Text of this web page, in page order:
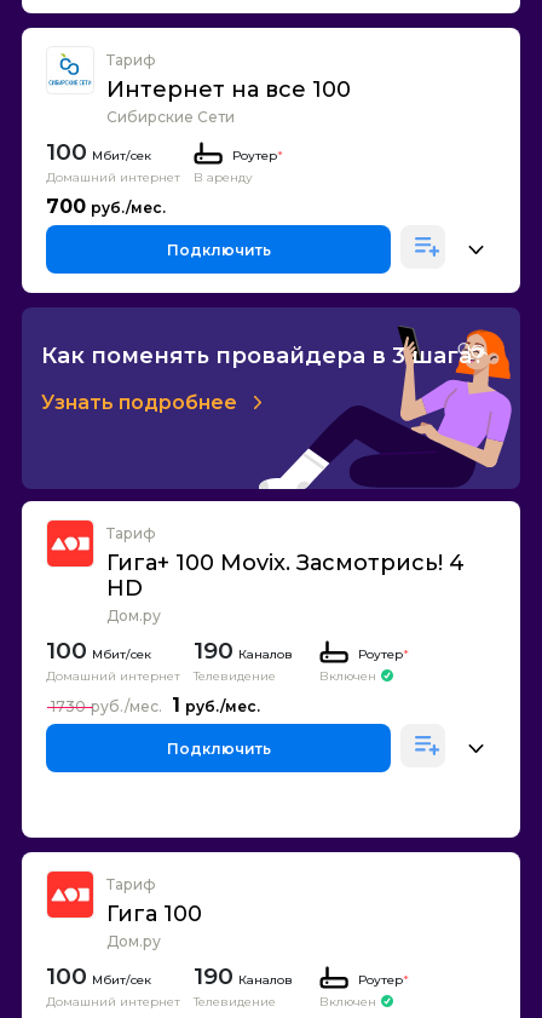
Тариф
Интернет на все 100
Сибирские Сети
100
Домашний интернет
Роутер*
В аренду
700
Подключить
Как поменять провайдера в 3 шага?
Узнать подробнее
Тариф
Гига+ 100 Movix. Засмотрись! 4
HD
Дом.ру
100
Домашний интернет
190 Каналов
Телевидение
Роутер*
Включен
1
1730
Подключить
Тариф
Гига 100
Дом.ру
100
Домашний интернет
190 Каналов
Телевидение
Роутер*
Включен